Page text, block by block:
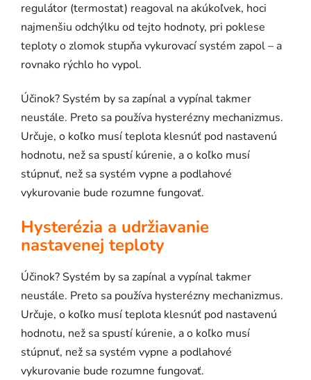
regulátor (termostat) reagoval na akúkoľvek, hoci
najmenšiu odchýlku od tejto hodnoty, pri poklese
teploty o zlomok stupňa vykurovací systém zapol – a
rovnako rýchlo ho vypol.
Účinok? Systém by sa zapínal a vypínal takmer
neustále. Preto sa používa hysterézny mechanizmus.
Určuje, o koľko musí teplota klesnúť pod nastavenú
hodnotu, než sa spustí kúrenie, a o koľko musí
stúpnuť, než sa systém vypne a podlahové
vykurovanie bude rozumne fungovať.
Hysterézia a udržiavanie
nastavenej teploty
Účinok? Systém by sa zapínal a vypínal takmer
neustále. Preto sa používa hysterézny mechanizmus.
Určuje, o koľko musí teplota klesnúť pod nastavenú
hodnotu, než sa spustí kúrenie, a o koľko musí
stúpnuť, než sa systém vypne a podlahové
vykurovanie bude rozumne fungovať.